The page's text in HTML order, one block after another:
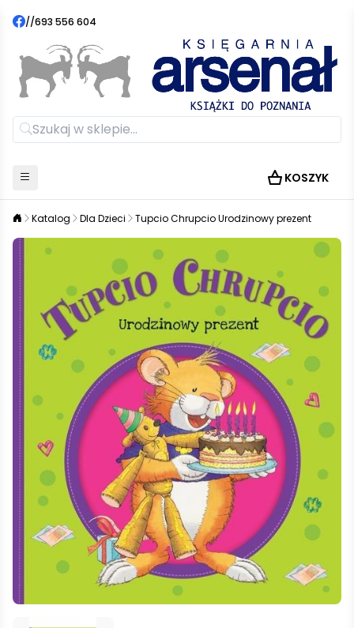
//693 556 604
KOSZYK
Katalog Dla Dzieci Tupcio Chrupcio Urodzinowy prezent